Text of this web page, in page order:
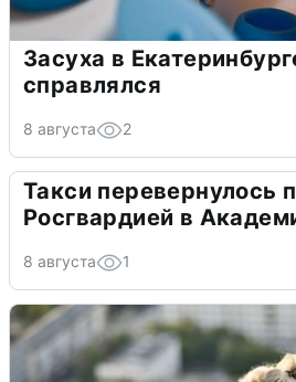
Засуха в
справлялся
8 августа 2
Такси перевернулось
Росгвардией в
8 августа 1